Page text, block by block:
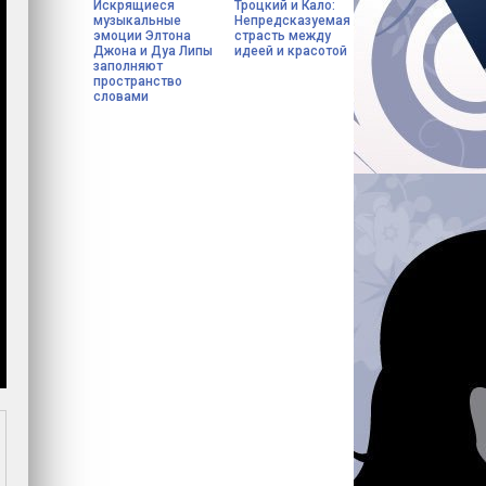
Искрящиеся
музыкальные
эмоции Элтона
Джона и Дуа Липы
заполняют
пространство
словами
Троцкий и Кало:
Непредсказуемая
страсть между
идеей и красотой